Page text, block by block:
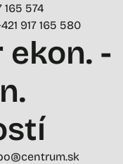
165 574
917 165 580
-